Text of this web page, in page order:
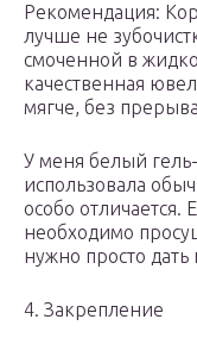
Рекомендация:
лучше не
смоченной в
качественная
мягче, без
У меня белый
использовала
особо
необходимо
нужно просто дать
4. Закрепление